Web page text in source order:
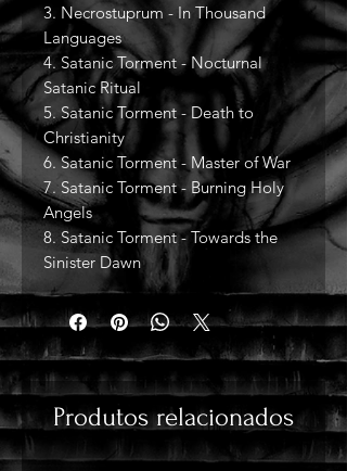
3. Necrostuprum - In Thousand
Languages
4. Satanic Torment - Nocturnal
Satanic Ritual
5. Satanic Torment - Death to
Christianity
6. Satanic Torment - Master of War
7. Satanic Torment - Burning Holy
Angels
8. Satanic Torment - Towards the
Sinister Dawn
Produtos relacionados